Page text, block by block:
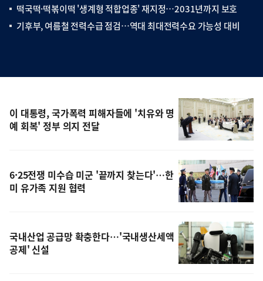
제지원도 새로 도입된다. 중소벤처
떡국떡·떡볶이떡 '생계형 적합업종' 재지정…2031년까지 보호
기후부, 여름철 전력수급 점검…역대 최대전력수요 가능성 대비
이 대통령, 국가폭력 피해자들에 '치유와 명
예 회복' 정부 의지 전달
6·25전쟁 미수습 미군 '끝까지 찾는다'…한
미 유가족 지원 협력
국내산업 공급망 확충한다…'국내생산세액
공제' 신설